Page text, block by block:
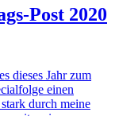
Post 2020
dieses Jahr zum
einen
durch meine